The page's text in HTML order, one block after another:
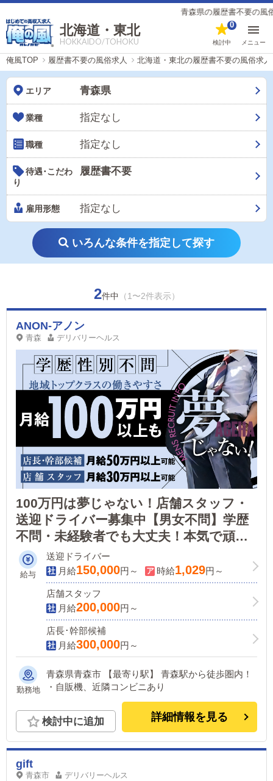
青森県の履歴書不要の風俗
北海道・東北
HOKKAIDO/TOHOKU 検討中
0
メニュー
俺風TOP 履歴書不要の風俗求人 北海道・東北の履歴書不要の風俗求人
エリア 青森県
業種 指定なし
職種 指定なし
待遇･こだわ
り
履歴書不要
雇用形態 指定なし
いろんな条件を指定して探す
2件中 （1〜2件表示）
ANON-アノン
青森 デリバリーヘルス
100万円は夢じゃない！店舗スタッフ・
送迎ドライバー募集中【男女不問】学歴
不問・未経験者でも大丈夫！本気で頑張
ればしっかり稼げる業界です！今が転職
のチャンス！！
給与
送迎ドライバー
月給150,000円～ 時給1,029円～
店舗スタッフ
月給200,000円～
店長･幹部候補
月給300,000円～
勤務地
青森県青森市 【最寄り駅】 青森駅から徒歩圏内！
・自販機、近隣コンビニあり
検討中に追加 詳細情報を見る
gift
青森市 デリバリーヘルス